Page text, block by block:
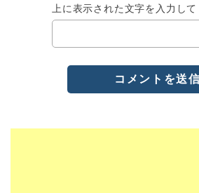
上に表示された文字を入力して